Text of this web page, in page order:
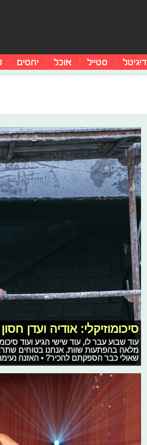
דיגיטל סטייל אוכל יחסים
סיכומוזיקלי: אודיה ועדן
עוד שבוע עבר לו, עוד שישי הגיע ועוד
מלאה בהפתעות שוות. אנחנו בטוחים
שאולי כבר הספקתם להכיר? • האזנה